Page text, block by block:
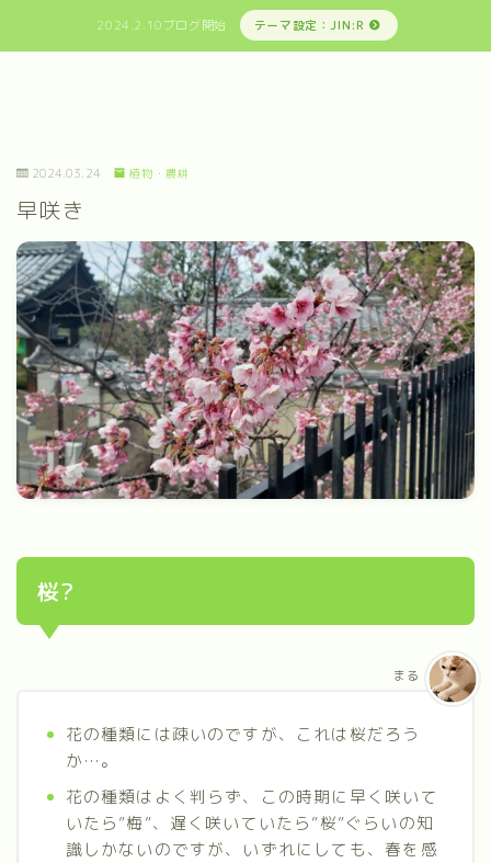
2024.2.10ブログ開始 テーマ設定：JIN:R
2024.03.24 植物・農耕
早咲き
桜?
花の種類には疎いのですが、これは桜だろう
か…。
花の種類はよく判らず、この時期に早く咲いて
いたら”梅”、遅く咲いていたら”桜”ぐらいの知
識しかないのですが、いずれにしても、春を感
まる